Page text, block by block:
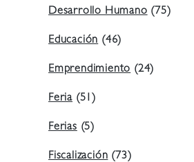
Desarrollo Humano(75)
Educación(46)
Emprendimiento(24)
Feria (51)
Ferias(5)
Fiscalización(73)